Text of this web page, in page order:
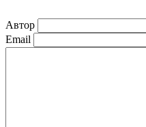
Автор
Email